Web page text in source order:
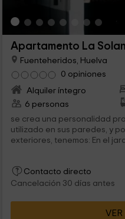
Apartamento La
Fuenteheridos, Huelva
0 opiniones
Alquiler íntegro
6 personas
se crea una personalidad
utilizado en sus paredes, y por los
exteriores, tenemos: En el jardín, tenemos una piscina que se
Contacto directo
Cancelación 30 días antes
VER